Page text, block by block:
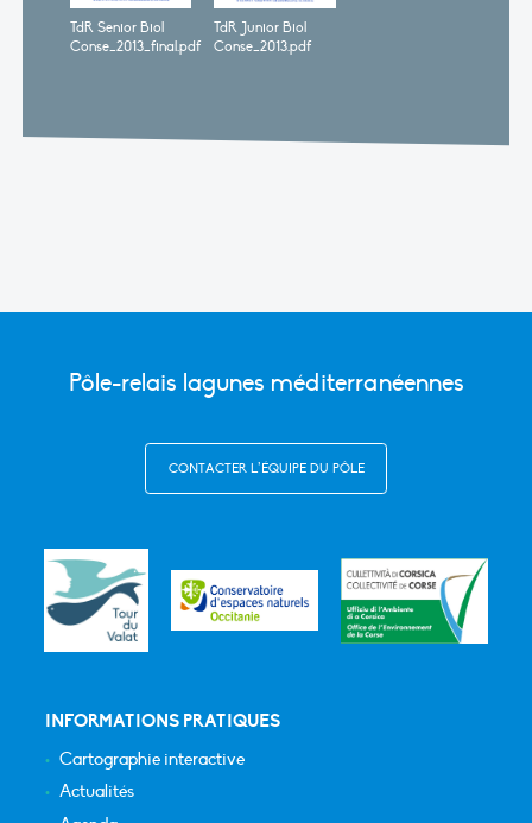
TdR Senior Biol
Conse_2013_final.pdf
TdR Junior Biol
Conse_2013.pdf
Pôle-relais lagunes méditerranéennes
CONTACTER L’ÉQUIPE DU PÔLE
INFORMATIONS PRATIQUES
Cartographie interactive
Actualités